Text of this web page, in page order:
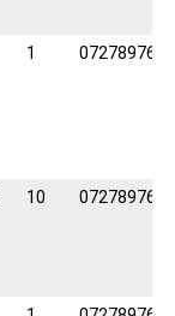
1 0727897625
10 0727897625